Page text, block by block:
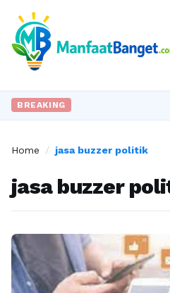
BREAKING
Home / jasa buzzer politik
jasa buzzer